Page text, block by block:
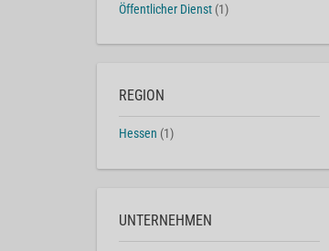
Öffentlicher Dienst (1)
REGION
Hessen (1)
UNTERNEHMEN